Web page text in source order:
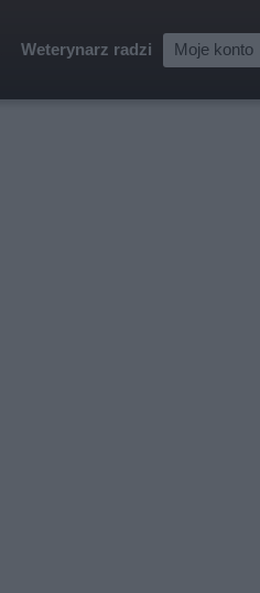
Weterynarz radzi Moje konto